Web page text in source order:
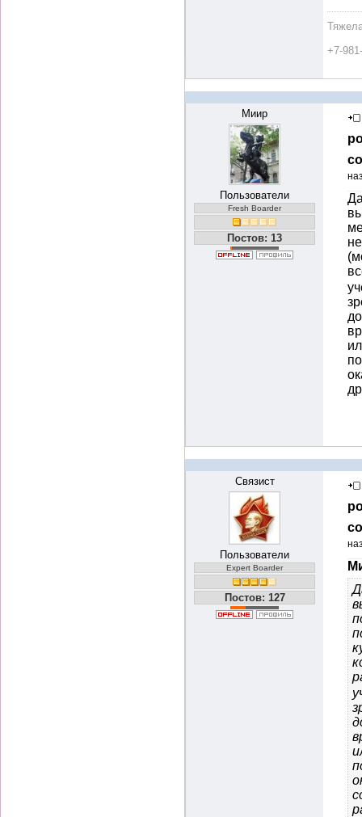
+7-
Миир
Пользователи
Fresh Boarder
Постов: 13
Связист
Пользователи
Expert Boarder
Постов: 127